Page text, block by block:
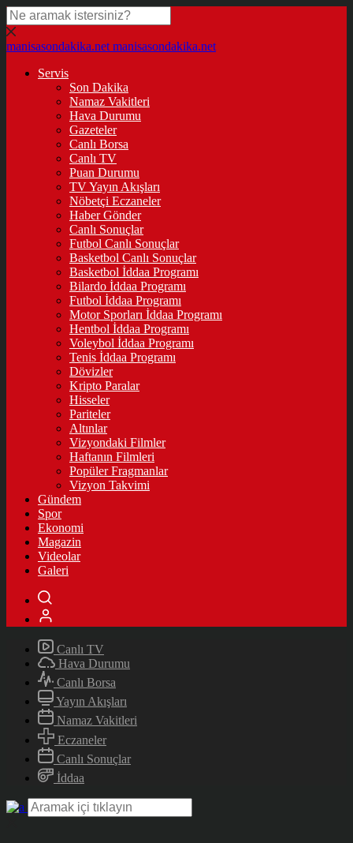
manisasondakika.net manisasondakika.net
Servis
Son Dakika
Namaz Vakitleri
Hava Durumu
Gazeteler
Canlı Borsa
Canlı TV
Puan Durumu
TV Yayın Akışları
Nöbetçi Eczaneler
Haber Gönder
Canlı Sonuçlar
Futbol Canlı Sonuçlar
Basketbol Canlı Sonuçlar
Basketbol İddaa Programı
Bilardo İddaa Programı
Futbol İddaa Programı
Motor Sporları İddaa Programı
Hentbol İddaa Programı
Voleybol İddaa Programı
Tenis İddaa Programı
Dövizler
Kripto Paralar
Hisseler
Pariteler
Altınlar
Vizyondaki Filmler
Haftanın Filmleri
Popüler Fragmanlar
Vizyon Takvimi
Gündem
Spor
Ekonomi
Magazin
Videolar
Galeri
Canlı TV
Hava Durumu
Canlı Borsa
Yayın Akışları
Namaz Vakitleri
Eczaneler
Canlı Sonuçlar
İddaa